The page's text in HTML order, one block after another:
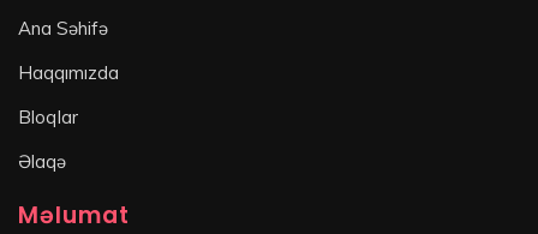
Ana Səhifə
Haqqımızda
Bloqlar
Əlaqə
Məlumat